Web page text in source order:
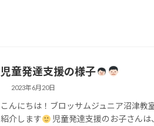
児童発達支援の様子
2023年6月20日
こんにちは！ブロッサムジュニア沼津教
紹介します
児童発達支援のお子さん